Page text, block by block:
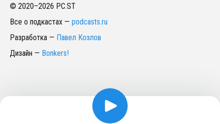
© 2020–2026 PC.ST
Все о подкастах — podcasts.ru
Разработка — Павел Козлов
Дизайн — Bonkers!